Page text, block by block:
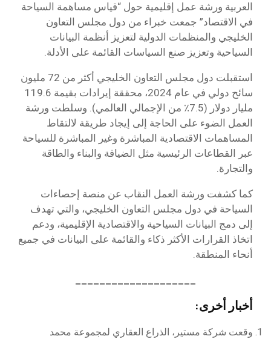
العربية ورشة عمل إقليمية حول “قياس مساهمة السياحة
في الاقتصاد” جمعت خبراء من دول مجلس التعاون
الخليجي والمنظمات الدولية لتعزيز أنظمة البيانات
السياحية وتعزيز صنع السياسات القائمة على الأدلة.
استقبلت دول مجلس التعاون الخليجي أكثر من 72 مليون
سائح دولي في عام 2024، محققة إيرادات بقيمة 119.6
مليار دولار (7.5٪ من الإجمالي العالمي). وسلطت ورشة
العمل الضوء على الحاجة إلى إيجاد طريقة لالتقاط
المساهمات الاقتصادية المباشرة وغير المباشرة للسياحة
عبر القطاعات الرئيسية مثل الضيافة والبناء والطاقة
والتجارة.
كما كشفت ورشة العمل النقاب عن منصة إحصاءات
السياحة في دول مجلس التعاون الخليجي، والتي تهدف
إلى دمج البيانات السياحية والاقتصادية الإقليمية، ودعم
اتخاذ القرارات الأكثر ذكاء والقائمة على البيانات في جميع
أنحاء المنطقة.
أخبار أخرى:
وقعت شركة مستير، الذراع العقاري لمجموعة محمد